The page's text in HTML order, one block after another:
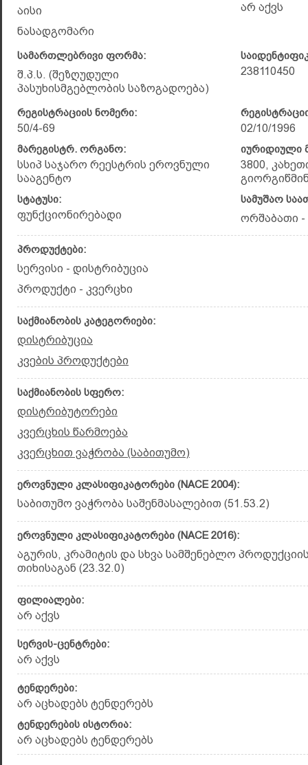
აისი
ნასადგომარი
არ აქვს
სამართლებრივი ფორმა:
შ.პ.ს. (შეზღუდული
პასუხისმგებლობის საზოგადოება)
238110450
რეგისტრაციის ნომერი:
50/4-69 02/10/1996
მარეგისტრ. ორგანო:
სსიპ საჯარო რეესტრის ეროვნული
სააგენტო
იურიდიული
3800,
სტატუსი:
ფუნქციონირებადი
სამუშაო
ორშაბათი -
პროდუქტები:
სერვისი - დისტრიბუცია
პროდუქტი - კვერცხი
საქმიანობის კატეგორიები:
დისტრიბუცია
კვების პროდუქტები
საქმიანობის სფერო:
დისტრიბუტორები
კვერცხის წარმოება
კვერცხით ვაჭრობა (საბითუმო)
ეროვნული კლასიფიკატორები (NACE 2004):
საბითუმო ვაჭრობა საშენმასალებით (51.53.2)
ეროვნული კლასიფიკატორები (NACE 2016):
აგურის, კრამიტის და სხვა სამშენებლო
თიხისაგან (23.32.0)
ფილიალები:
არ აქვს
სერვის-ცენტრები:
არ აქვს
ტენდერები:
არ აცხადებს ტენდერებს
ტენდერების ისტორია:
არ აცხადებს ტენდერებს